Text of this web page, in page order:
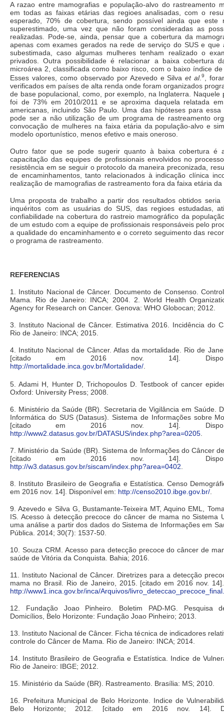
A razao entre mamografias e população-alvo do rastreamento
em todas as faixas etárias das regioes analisadas, com o
esperado, 70% de cobertura, sendo possível ainda que este
superestimado, uma vez que não foram consideradas as
realizadas. Pode-se, ainda, pensar que a cobertura da
apenas com exames gerados na rede de serviço do SUS e que
subestimada, caso algumas mulheres tenham realizado o
privados. Outra possibilidade é relacionar a baixa cobertura
microárea 2, classificada como baixo risco, com o baixo índice
Esses valores, como observado por Azevedo e Silvaet al.9
,
verificados em países de alta renda onde foram organizados
de base populacional, como, por exemplo, na Inglaterra. Naquele
foi de 73% em 2010/2011 e se aproxima daquela relatada
americanas, incluindo São Paulo. Uma das hipóteses para essa
pode ser a não utilização de um programa de rastreamento
convocação de mulheres na faixa etária da população-alvo e
modelo oportunístico, menos efetivo e mais oneroso.
Outro fator que se pode sugerir quanto à baixa cobertura é
capacitação das equipes de profissionais envolvidos no
resistência em se seguir o protocolo da maneira preconizada,
de encaminhamentos, tanto relacionados à indicação clínica
realização de mamografias de rastreamento fora da faixa etária
Uma proposta de trabalho a partir dos resultados obtidos seria
inquéritos com as usuárias do SUS, das regioes estudadas,
confiabilidade na cobertura do rastreio mamográfico da
de um estudo com a equipe de profissionais responsáveis pelo
a qualidade do encaminhamento e o correto seguimento das
o programa de rastreamento.
REFERENCIAS
1. Instituto Nacional de Câncer. Documento de Consenso.
Mama. Rio de Janeiro: INCA; 2004. 2. World Health
Agency for Research on Cancer. Genova: WHO Globocan; 2012.
3. Instituto Nacional de Câncer. Estimativa 2016. Incidência do
Rio de Janeiro: INCA; 2015.
4. Instituto Nacional de Câncer. Atlas da mortalidade. Rio de
[citado em 2016 nov. 14].
http://mortalidade.inca.gov.br/Mortalidade/
5. Adami H, Hunter D, Trichopoulos D. Testbook of cancer
Oxford: University Press; 2008.
6. Ministério da Saúde (BR). Secretaria de Vigilância em Saúde.
Informática do SUS (Datasus). Sistema de Informações sobre
[citado em 2016 nov. 14].
http://www2.datasus.gov.br/DATASUS/index.php?area=0205
7. Ministério da Saúde (BR). Sistema de Informações do Câncer
[citado em 2016 nov. 14].
http://w3.datasus.gov.br/siscam/index.php?area=0402
8. Instituto Brasileiro de Geografia e Estatística. Censo
em 2016 nov. 14]. Disponível em: http://censo2010.ibge.gov.br/
9. Azevedo e Silva G, Bustamante-Teixeira MT, Aquino EML,
IS. Acesso à detecção precoce do câncer de mama no Sistema
uma análise a partir dos dados do Sistema de Informações em
Pública. 2014; 30(7): 1537-50.
10. Souza CRM. Acesso para detecção precoce do câncer de
saúde de Vitória da Conquista. Bahia; 2016.
11. Instituto Nacional de Câncer. Diretrizes para a detecção
mama no Brasil. Rio de Janeiro, 2015. [citado em 2016 nov.
http://www1.inca.gov.br/inca/Arquivos/
12. Fundação Joao Pinheiro. Boletim PAD-MG. Pesquisa
Domicílios, Belo Horizonte: Fundação Joao Pinheiro; 2013.
13. Instituto Nacional de Câncer. Ficha técnica de indicadores
controle do Câncer de Mama. Rio de Janeiro: INCA; 2014.
14. Instituto Brasileiro de Geografia e Estatística. Indice de
Rio de Janeiro: IBGE; 2012.
15. Ministério da Saúde (BR). Rastreamento. Brasília: MS; 2010.
16. Prefeitura Municipal de Belo Horizonte. Indice de
Belo Horizonte; 2012. [citado em 2016 nov. 14].